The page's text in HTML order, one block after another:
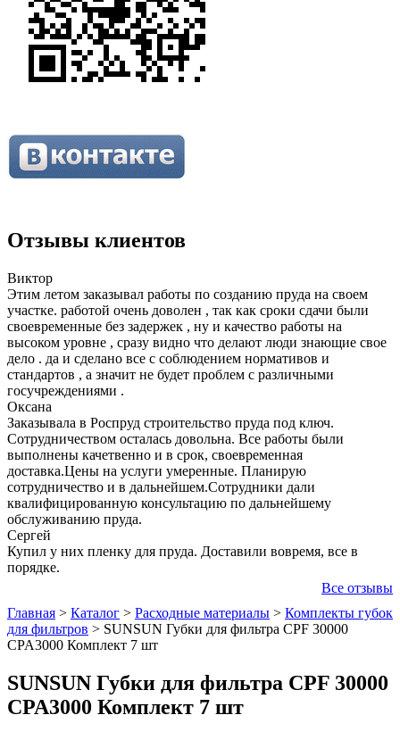
Отзывы клиентов
Виктор
Этим летом заказывал работы по созданию пруда на своем
участке. работой очень доволен , так как сроки сдачи были
своевременные без задержек , ну и качество работы на
высоком уровне , сразу видно что делают люди знающие свое
дело . да и сделано все с соблюдением нормативов и
стандартов , а значит не будет проблем с различными
госучреждениями .
Оксана
Заказывала в Роспруд строительство пруда под ключ.
Сотрудничеством осталась довольна. Все работы были
выполнены качетвенно и в срок, своевременная
доставка.Цены на услуги умеренные. Планирую
сотрудничество и в дальнейшем.Сотрудники дали
квалифицированную консультацию по дальнейшему
обслуживанию пруда.
Сергей
Купил у них пленку для пруда. Доставили вовремя, все в
порядке.
Все отзывы
Главная > Каталог > Расходные материалы > Комплекты губок
для фильтров > SUNSUN Губки для фильтра CPF 30000
CPA3000 Комплект 7 шт
SUNSUN Губки для фильтра CPF 30000
CPA3000 Комплект 7 шт